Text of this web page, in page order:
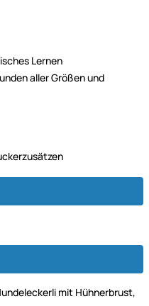
Lernen
aller Größen und
mit Hühnerbrust,